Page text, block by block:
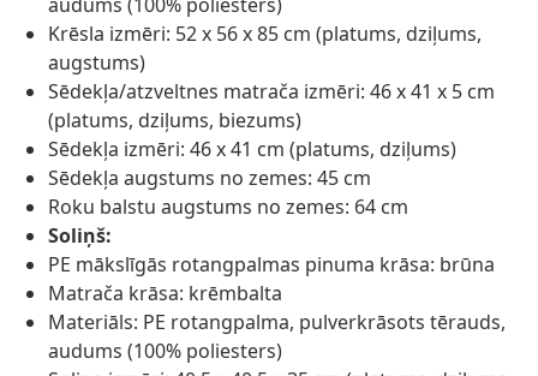
Krēsla izmēri: 52 x 56 x 85 cm (platums, dziļums,
augstums)
Sēdekļa/atzveltnes matrača izmēri: 46 x 41 x 5 cm
(platums, dziļums, biezums)
Sēdekļa izmēri: 46 x 41 cm (platums, dziļums)
Sēdekļa augstums no zemes: 45 cm
Roku balstu augstums no zemes: 64 cm
Soliņš:
PE mākslīgās rotangpalmas pinuma krāsa: brūna
Matrača krāsa: krēmbalta
Materiāls: PE rotangpalma, pulverkrāsots tērauds,
audums (100% poliesters)